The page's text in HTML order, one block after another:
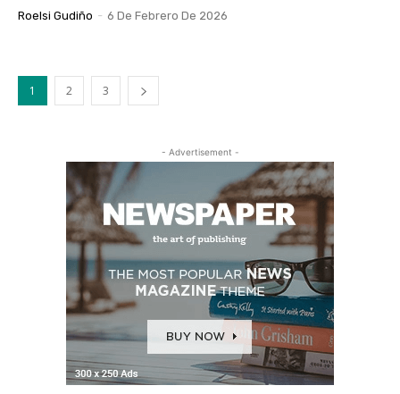
Roelsi Gudiño - 6 De Febrero De 2026
1 2 3
- Advertisement -